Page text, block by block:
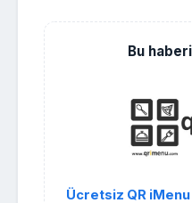
Bu
Ücretsiz QR